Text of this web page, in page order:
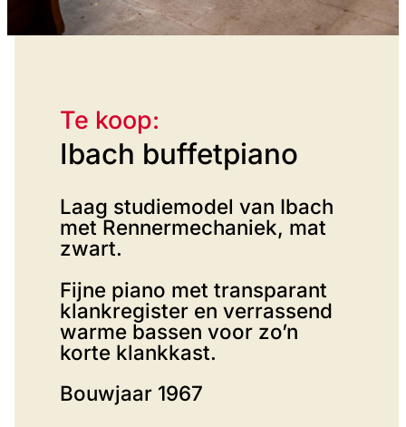
Te koop:
Ibach buffetpiano
Laag studiemodel van Ibach
met Rennermechaniek, mat
zwart.
Fijne piano met transparant
klankregister en verrassend
warme bassen voor zo’n
korte klankkast.
Bouwjaar 1967